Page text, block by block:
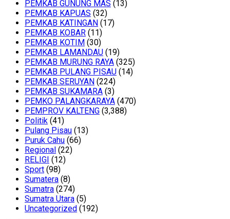
PEMKAB GUNUNG MAS (13)
PEMKAB KAPUAS (32)
PEMKAB KATINGAN (17)
PEMKAB KOBAR (11)
PEMKAB KOTIM (30)
PEMKAB LAMANDAU (19)
PEMKAB MURUNG RAYA (325)
PEMKAB PULANG PISAU (14)
PEMKAB SERUYAN (224)
PEMKAB SUKAMARA (3)
PEMKO PALANGKARAYA (470)
PEMPROV KALTENG (3,388)
Politik (41)
Pulang Pisau (13)
Puruk Cahu (66)
Regional (22)
RELIGI (12)
Sport (98)
Sumatera (8)
Sumatra (274)
Sumatra Utara (5)
Uncategorized (192)